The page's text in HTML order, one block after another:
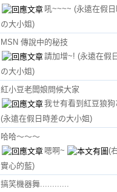
吼~~~~ (永遠在假
の大小姐)
MSN 傳說中的秘技
請加增~! (永遠在假
の大小姐)
紅小豆老闆娘問候大家
我ㄝ有看到紅豆狼狗
(永遠在假日時差の大小姐)
哈哈～～～
嗯啊~
(
實心的藍)
搞笑機器舞............